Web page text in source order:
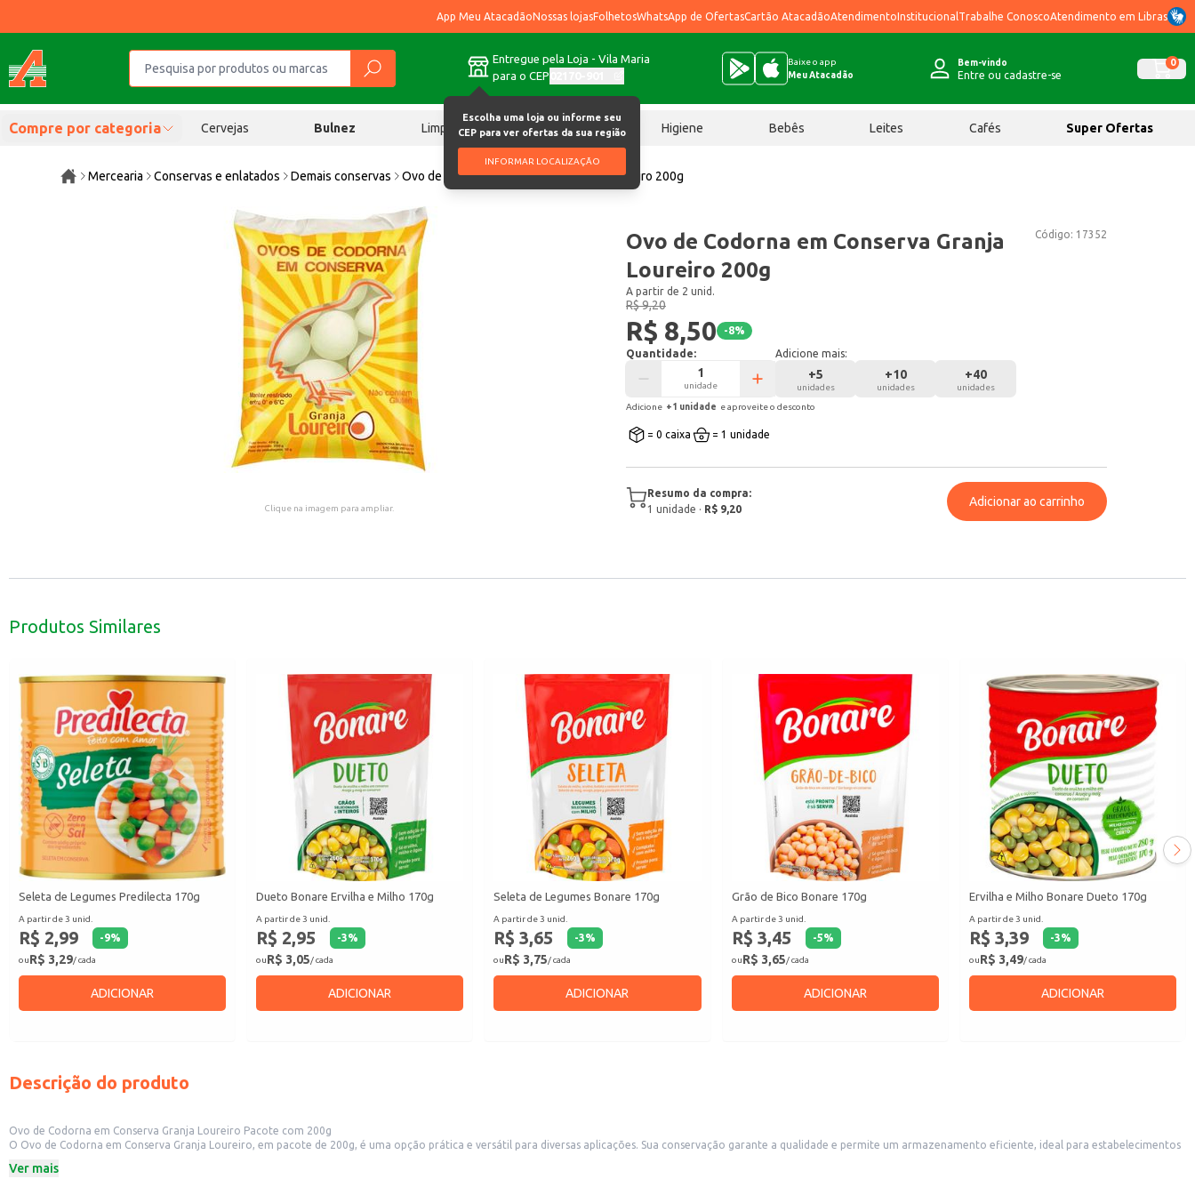
App Meu AtacadãoNossas lojasFolhetosWhatsApp de OfertasCartão AtacadãoAtendimentoInstitucional Trabalhe ConoscoAtendimento em Libras
Entregue pela Loja - Vila Maria
para o CEP
Escolha uma loja ou informe seu
CEP para ver ofertas da sua região
INFORMAR LOCALIZAÇÃO
Baixe o app
Meu Atacadão
Bem-vindo
Entre ou cadastre-se
0
Compre por categoria Cervejas Bulnez Limpeza Chocolates Higiene Bebês Leites Cafés Super Ofertas
Mercearia Conservas e enlatados Demais conservas Ovo de Codorna em Conserva Granja Loureiro 200g
Clique na imagem para ampliar.
Código: 17352
Ovo de Codorna em Conserva Granja
Loureiro 200g
A partir de 2 unid.
R$ 9,20
R$ 8,50 -8%
Quantidade:
unidade
Adicione mais:
+5
unidades
+10
unidades
+40
unidades
Adicione +1 unidade e aproveite o desconto
= 0 caixa = 1 unidade
Resumo da compra:
1 unidade · R$ 9,20
Adicionar ao carrinho
Produtos Similares
Seleta de Legumes Predilecta 170g
A partir de 3 unid.
R$ 2,99 -9%
ouR$ 3,29/ cada
ADICIONAR
Dueto Bonare Ervilha e Milho 170g
A partir de 3 unid.
R$ 2,95 -3%
ouR$ 3,05/ cada
ADICIONAR
Seleta de Legumes Bonare 170g
A partir de 3 unid.
R$ 3,65 -3%
ouR$ 3,75/ cada
ADICIONAR
Grão de Bico Bonare 170g
A partir de 3 unid.
R$ 3,45 -5%
ouR$ 3,65/ cada
ADICIONAR
Ervilha e Milho Bonare Dueto 170g
A partir de 3 unid.
R$ 3,39 -3%
ouR$ 3,49/ cada
ADICIONAR
Descrição do produto
Ovo de Codorna em Conserva Granja Loureiro Pacote com 200g
O Ovo de Codorna em Conserva Granja Loureiro, em pacote de 200g, é uma opção prática e versátil para diversas aplicações. Sua conservação garante a qualidade e permite um armazenamento eficiente, ideal para estabelecimentos
Dicas de uso:
Ver mais